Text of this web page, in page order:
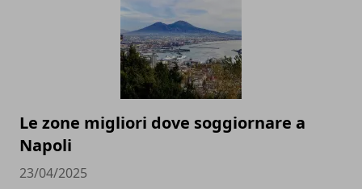
Le zone migliori dove soggiornare a
Napoli
23/04/2025